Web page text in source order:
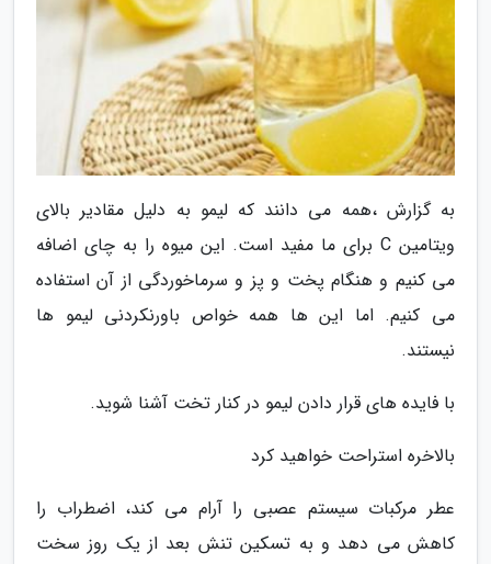
به گزارش ،همه می دانند که لیمو به دلیل مقادیر بالای
ویتامین C برای ما مفید است. این میوه را به چای اضافه
می کنیم و هنگام پخت و پز و سرماخوردگی از آن استفاده
می کنیم. اما این ها همه خواص باورنکردنی لیمو ها
نیستند.
با فایده های قرار دادن لیمو در کنار تخت آشنا شوید.
بالاخره استراحت خواهید کرد
عطر مرکبات سیستم عصبی را آرام می کند، اضطراب را
کاهش می دهد و به تسکین تنش بعد از یک روز سخت